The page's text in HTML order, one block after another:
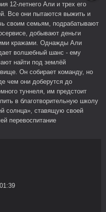
12-летнего Али и трех его
Все они пытаются выжить и
своим семьям, подрабатывают
добывают деньги
кражами. Однажды Али
волшебный шанс - ему
найти под землёй
Он собирает команду, но
чем они доберутся до
туннеля, им предстоит
в благотворительную школу
солнца», ставящую своей
перевоспитание